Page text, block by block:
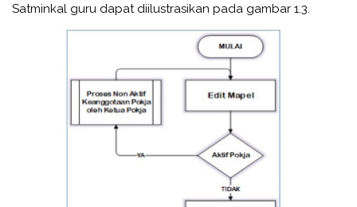
Satminkal guru dapat diilustrasikan pada gambar 1.3.